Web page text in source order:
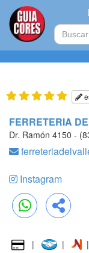
FERRETERIA
Dr. Ramón 4150 -
Instagram
WhatsApp Compartir
| |